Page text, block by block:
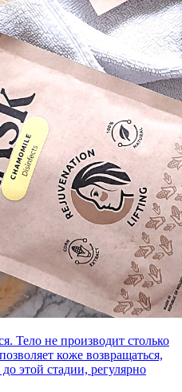
Тело не производит столько
коже возвращаться,
этой стадии, регулярно